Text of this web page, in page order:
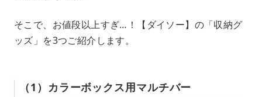
そこで、お値段以上すぎ…！【ダイソー】の「収納グ
ッズ」を3つご紹介します。
（1）カラーボックス用マルチバー